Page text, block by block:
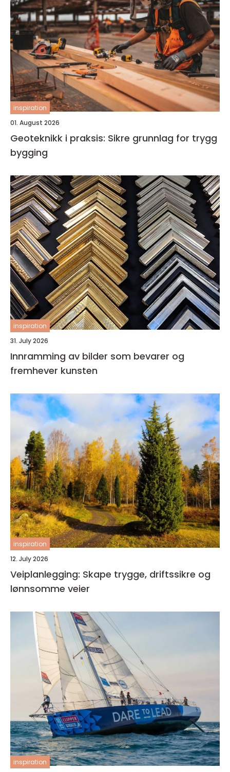
inspiration
01. August 2026
Geoteknikk i praksis: Sikre grunnlag for trygg
bygging
inspiration
31. July 2026
Innramming av bilder som bevarer og
fremhever kunsten
inspiration
12. July 2026
Veiplanlegging: Skape trygge, driftssikre og
lønnsomme veier
inspiration